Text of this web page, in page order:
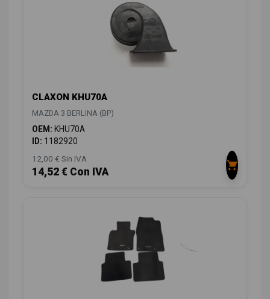
CLAXON KHU70A
MAZDA 3 BERLINA (BP)
OEM: KHU70A
ID: 1182920
12,00 € Sin IVA
14,52 € Con IVA